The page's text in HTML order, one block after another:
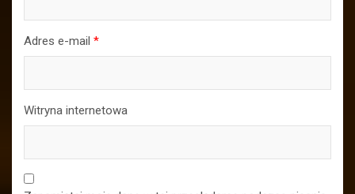
Adres e-mail *
Witryna internetowa